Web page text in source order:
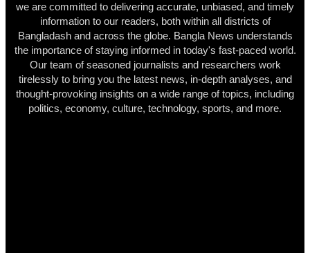
we are committed to delivering accurate, unbiased, and timely
information to our readers, both within all districts of
Bangladash and across the globe. Bangla News understands
the importance of staying informed in today's fast-paced world.
Our team of seasoned journalists and researchers work
tirelessly to bring you the latest news, in-depth analyses, and
thought-provoking insights on a wide range of topics, including
politics, economy, culture, technology, sports, and more.